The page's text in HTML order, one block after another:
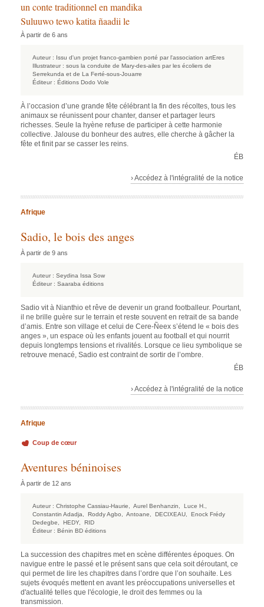
un conte traditionnel en mandika
Suluuwo tewo katita ñaadii le
À partir de 6 ans
Auteur : Issu d'un projet franco-gambien porté par l'association artEres
Illustrateur : sous la conduite de Mary-des-ailes par les écoliers de
Serrekunda et de La Ferté-sous-Jouarre
Éditeur : Éditions Dodo Vole
À l’occasion d’une grande fête célébrant la fin des récoltes, tous les
animaux se réunissent pour chanter, danser et partager leurs
richesses. Seule la hyène refuse de participer à cette harmonie
collective. Jalouse du bonheur des autres, elle cherche à gâcher la
fête et finit par se casser les reins.
ÉB
› Accédez à l'intégralité de la notice
Afrique
Sadio, le bois des anges
À partir de 9 ans
Auteur : Seydina Issa Sow
Éditeur : Saaraba éditions
Sadio vit à Nianthio et rêve de devenir un grand footballeur. Pourtant,
il ne brille guère sur le terrain et reste souvent en retrait de sa bande
d’amis. Entre son village et celui de Cere-Ñeex s’étend le « bois des
anges », un espace où les enfants jouent au football et qui nourrit
depuis longtemps tensions et rivalités. Lorsque ce lieu symbolique se
retrouve menacé, Sadio est contraint de sortir de l’ombre.
ÉB
› Accédez à l'intégralité de la notice
Afrique
Coup de cœur
Aventures béninoises
À partir de 12 ans
Auteur : Christophe Cassiau-Haurie, Aurel Benhanzin,
Luce H.,
Constantin Adadja,
Roddy Agbo, Antoane, DECIXEAU,
Enock Frédy
Dedegbe,
HEDY,
RID
Éditeur : Bénin BD éditions
La succession des chapitres met en scène différentes époques. On
navigue entre le passé et le présent sans que cela soit déroutant, ce
qui permet de lire les chapitres dans l’ordre que l’on souhaite. Les
sujets évoqués mettent en avant les préoccupations universelles et
d'actualité telles que l'écologie, le droit des femmes ou la
transmission.